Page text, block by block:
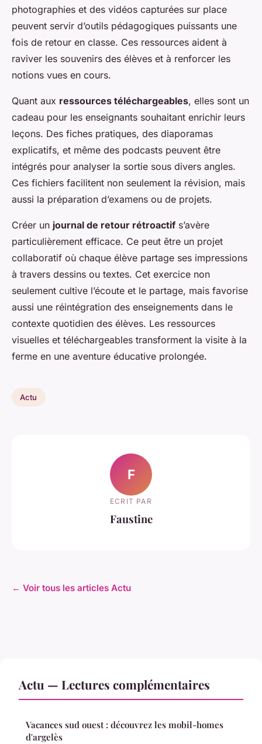
photographies et des vidéos capturées sur place
peuvent servir d’outils pédagogiques puissants une
fois de retour en classe. Ces ressources aident à
raviver les souvenirs des élèves et à renforcer les
notions vues en cours.
Quant aux ressources téléchargeables, elles sont un
cadeau pour les enseignants souhaitant enrichir leurs
leçons. Des fiches pratiques, des diaporamas
explicatifs, et même des podcasts peuvent être
intégrés pour analyser la sortie sous divers angles.
Ces fichiers facilitent non seulement la révision, mais
aussi la préparation d’examens ou de projets.
Créer un journal de retour rétroactif s’avère
particulièrement efficace. Ce peut être un projet
collaboratif où chaque élève partage ses impressions
à travers dessins ou textes. Cet exercice non
seulement cultive l’écoute et le partage, mais favorise
aussi une réintégration des enseignements dans le
contexte quotidien des élèves. Les ressources
visuelles et téléchargeables transforment la visite à la
ferme en une aventure éducative prolongée.
Actu
F
ECRIT PAR
Faustine
← Voir tous les articles Actu
Actu — Lectures complémentaires
Vacances sud ouest : découvrez les mobil-homes
d'argelès